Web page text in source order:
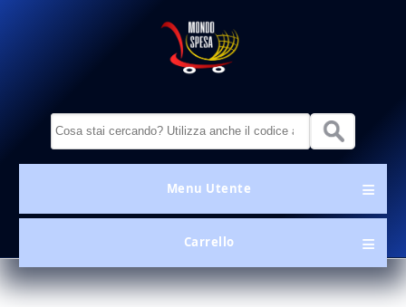
MondoSpesa.it
Form di ricerca
Menu Utente
Carrello